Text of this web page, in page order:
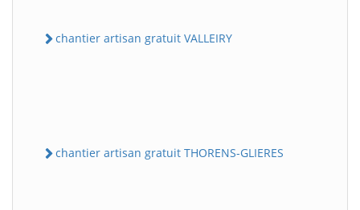
chantier artisan gratuit VALLEIRY
chantier artisan gratuit THORENS-GLIERES